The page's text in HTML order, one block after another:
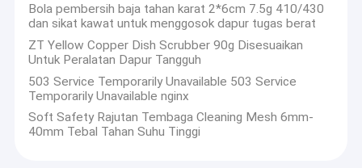
Bola pembersih baja tahan karat 2*6cm 7.5g 410/430
dan sikat kawat untuk menggosok dapur tugas berat
ZT Yellow Copper Dish Scrubber 90g Disesuaikan
Untuk Peralatan Dapur Tangguh
503 Service Temporarily Unavailable 503 Service
Temporarily Unavailable nginx
Soft Safety Rajutan Tembaga Cleaning Mesh 6mm-
40mm Tebal Tahan Suhu Tinggi